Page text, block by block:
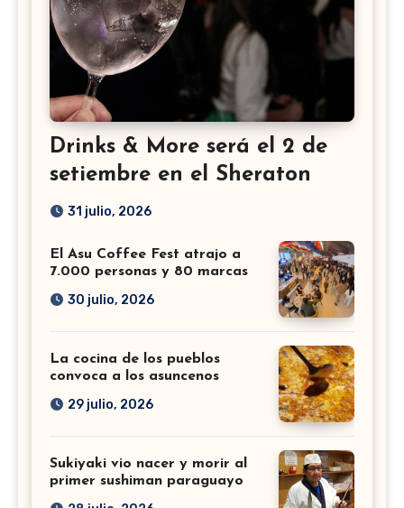
Drinks & More será el 2 de
setiembre en el Sheraton
31 julio, 2026
El Asu Coffee Fest atrajo a
7.000 personas y 80 marcas
30 julio, 2026
La cocina de los pueblos
convoca a los asuncenos
29 julio, 2026
Sukiyaki vio nacer y morir al
primer sushiman paraguayo